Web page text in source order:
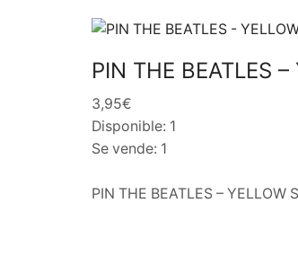
PIN THE BEATLES
3,95€
Disponible: 1
Se vende: 1
PIN THE BEATLES – YELLOW